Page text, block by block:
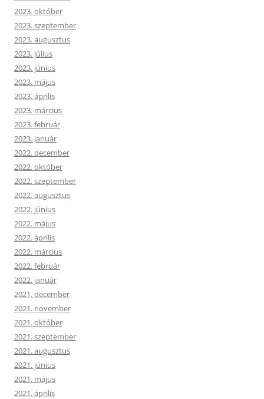
2023. október
2023. szeptember
2023. augusztus
2023. július
2023. június
2023. május
2023. április
2023. március
2023. február
2023. január
2022. december
2022. október
2022. szeptember
2022. augusztus
2022. június
2022. május
2022. április
2022. március
2022. február
2022. január
2021. december
2021. november
2021. október
2021. szeptember
2021. augusztus
2021. június
2021. május
2021. április